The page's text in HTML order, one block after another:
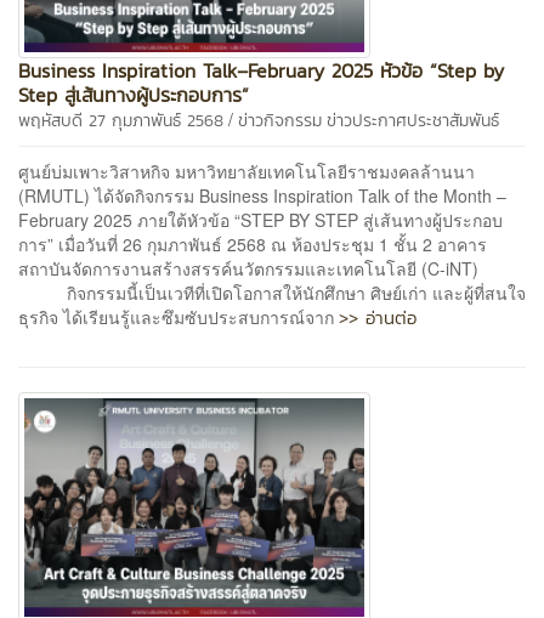
Business Inspiration Talk–February 2025 หัวข้อ “Step by
Step สู่เส้นทางผู้ประกอบการ”
พฤหัสบดี 27 กุมภาพันธ์ 2568 / ข่าวกิจกรรมข่าวประกาศประชาสัมพันธ์
ศูนย์บ่มเพาะวิสาหกิจ มหาวิทยาลัยเทคโนโลยีราชมงคลล้านนา
(RMUTL) ได้จัดกิจกรรม Business Inspiration Talk of the Month –
February 2025 ภายใต้หัวข้อ “STEP BY STEP สู่เส้นทางผู้ประกอบ
การ” เมื่อวันที่ 26 กุมภาพันธ์ 2568 ณ ห้องประชุม 1 ชั้น 2 อาคาร
สถาบันจัดการงานสร้างสรรค์นวัตกรรมและเทคโนโลยี (C-iNT)
กิจกรรมนี้เป็นเวทีที่เปิดโอกาสให้นักศึกษา ศิษย์เก่า และผู้ที่สนใจ
ธุรกิจ ได้เรียนรู้และซึมซับประสบการณ์จาก >> อ่านต่อ